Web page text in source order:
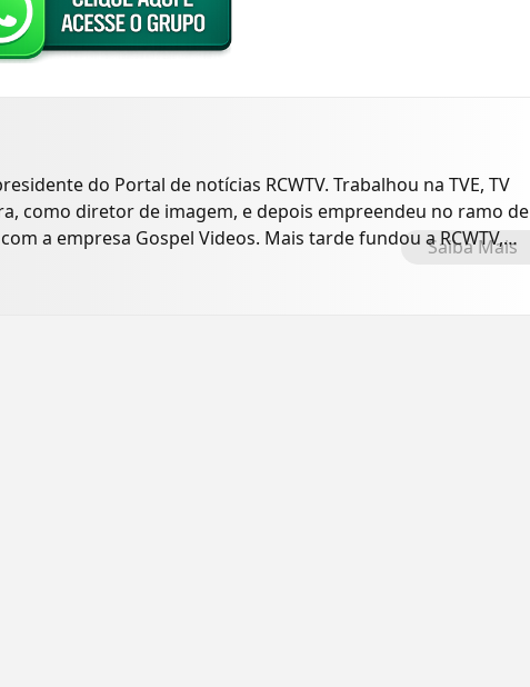
do Portal de notícias RCWTV. Trabalhou na TVE, TV
como diretor de imagem, e depois empreendeu no ramo de
a empresa Gospel Videos. Mais tarde fundou a RCWTV,
Saiba Mais